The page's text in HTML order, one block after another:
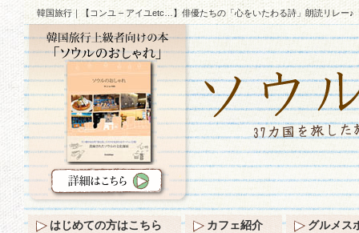
韓国旅行｜【コンユ – アイユetc…】俳優たちの「心をいたわる詩」朗読リレー♪
はじめての方はこちら カフェ紹介 グルメス